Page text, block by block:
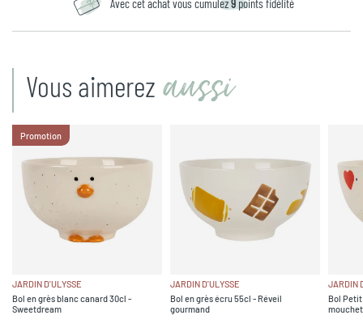
Vous aimerez aussi
Promotion
JARDIN D'ULYSSE
Bol en grès blanc canard 30cl -
Sweetdream
JARDIN D'ULYSSE
Bol en grès écru 55cl - Réveil
gourmand
JARDIN
Bol